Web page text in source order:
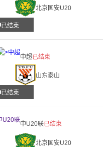
北京国安U20
已结束
中超已结束
山东泰山
已结束
中U20联已结束
北京国安U20